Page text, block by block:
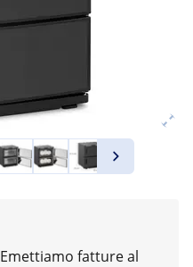
Emettiamo fatture al